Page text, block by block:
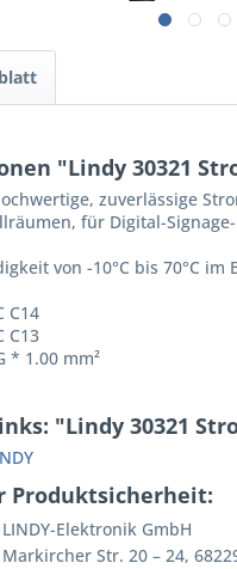
"Lindy 30321
zuverlässige
für Digital-
von -10°C bis 70°C
C14
C13
* 1.00 mm²
"Lindy 30321
Produktsicherheit:
LINDY-Elektronik GmbH
Markircher Str. 20 – 24,